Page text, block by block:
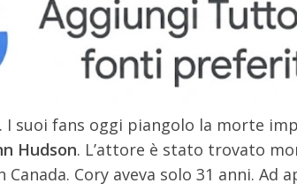
. I suoi fans oggi piangolo la morte
Hudson. L’attore è stato trovato
Canada. Cory aveva solo 31 anni.